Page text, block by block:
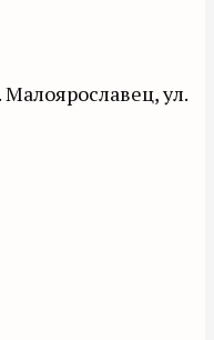
Малоярославец, ул.